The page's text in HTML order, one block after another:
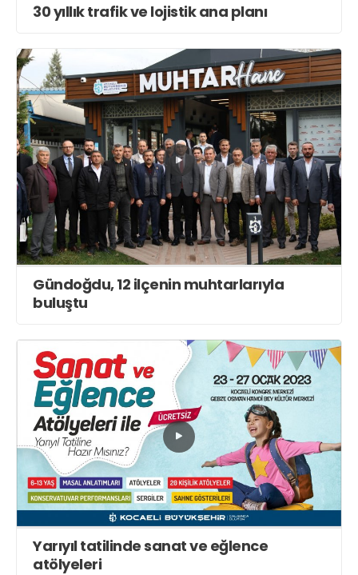
30 yıllık trafik ve lojistik ana planı
Gündoğdu, 12 ilçenin muhtarlarıyla
buluştu
Yarıyıl tatilinde sanat ve eğlence
atölyeleri